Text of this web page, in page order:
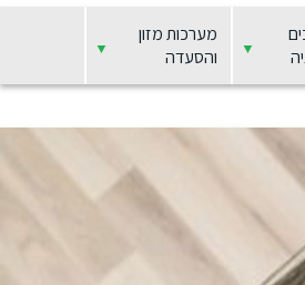
מערכות מזון
והסעדה